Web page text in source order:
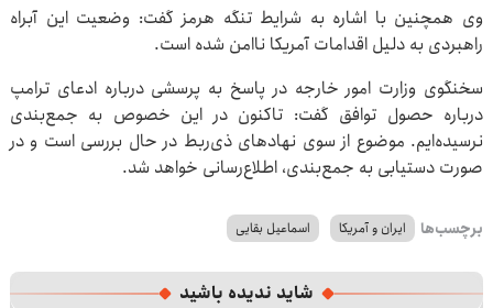
وی همچنین با اشاره به شرایط تنگه هرمز گفت: وضعیت این آبراه
راهبردی به دلیل اقدامات آمریکا ناامن شده است.
سخنگوی وزارت امور خارجه در پاسخ به پرسشی درباره ادعای ترامپ
درباره حصول توافق گفت: تاکنون در این خصوص به جمع‌بندی
نرسیده‌ایم. موضوع از سوی نهادهای ذی‌ربط در حال بررسی است و در
صورت دستیابی به جمع‌بندی، اطلاع‌رسانی خواهد شد.
برچسب‌ها ایران و آمریکا اسماعیل بقایی
شاید ندیده باشید